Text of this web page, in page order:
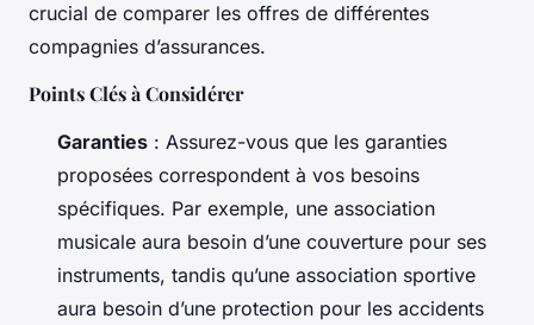
crucial de comparer les offres de différentes
compagnies d’assurances.
Points Clés à Considérer
Garanties : Assurez-vous que les garanties
proposées correspondent à vos besoins
spécifiques. Par exemple, une association
musicale aura besoin d’une couverture pour ses
instruments, tandis qu’une association sportive
aura besoin d’une protection pour les accidents